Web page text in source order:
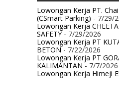
Lowongan Kerja PT.
(CSmart Parking) - 7/29/
Lowongan Kerja
SAFETY- 7/29/2026
Lowongan Kerja PT
BETON- 7/22/2026
Lowongan Kerja PT
KALIMANTAN- 7/7/2026
Lowongan Kerja Himeji